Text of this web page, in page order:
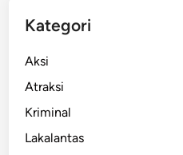
Kategori
Aksi
Atraksi
Kriminal
Lakalantas